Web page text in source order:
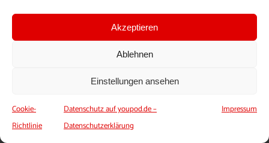
Akzeptieren
Ablehnen
Einstellungen ansehen
Cookie-
Richtlinie
Datenschutz auf youpod.de –
Datenschutzerklärung
Impressum
Einloggen